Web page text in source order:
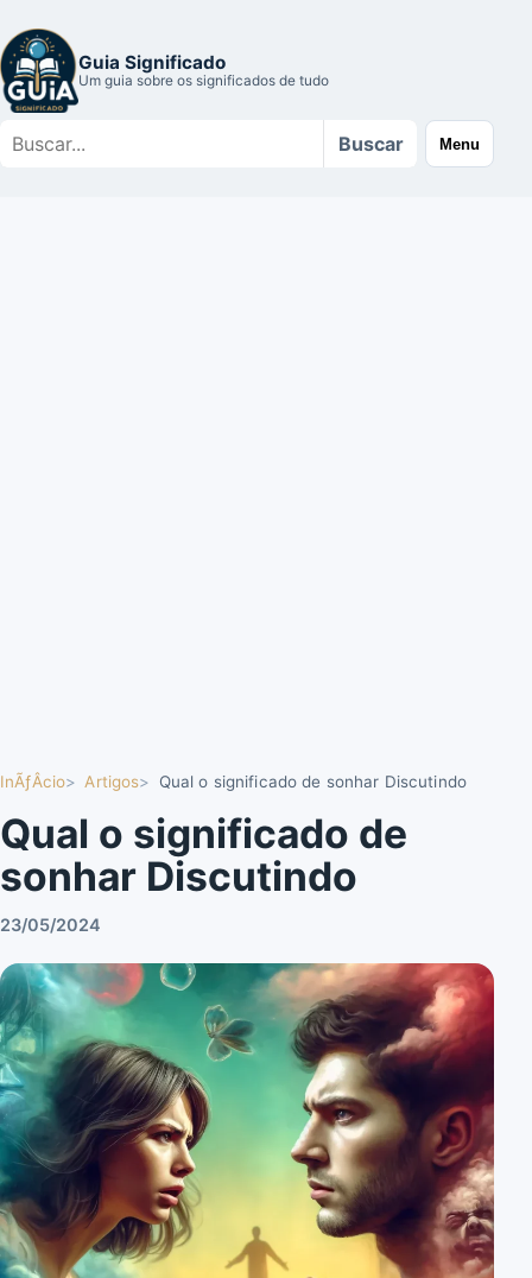
Guia Significado
Um guia sobre os significados de tudo
Buscar
Buscar Menu
InÃƒÂ­cio Artigos Qual o significado de sonhar Discutindo
Qual o significado de
sonhar Discutindo
23/05/2024